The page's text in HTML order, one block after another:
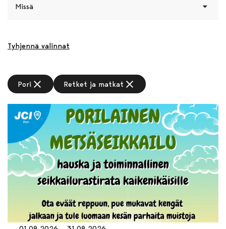
Missä
Tyhjennä valinnat
Pori close Retket ja matkat close